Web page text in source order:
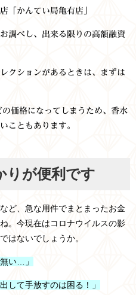
「かんてい局亀有店」
調べし、出来る限りの高額融資
クションがあるときは、まずは
価格になってしまうため、香水
こともあります。
りが便利です
ど、急な用件でまとまったお金
。今現在はコロナウイルスの影
ないでしょうか。
い…」
して手放すのは困る！」